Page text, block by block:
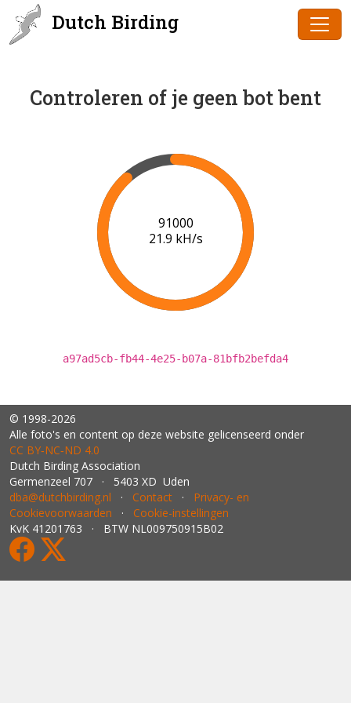
Dutch Birding
Controleren of je geen bot bent
91000
21.9 kH/s
a97ad5cb-fb44-4e25-b07a-81bfb2befda4
© 1998-2026
Alle foto's en content op deze website gelicenseerd onder
CC BY‑NC‑ND 4.0
Dutch Birding Association
Germenzeel 707 · 5403 XD Uden
dba@dutchbirding.nl · Contact · Privacy- en
Cookievoorwaarden · Cookie-instellingen
KvK 41201763 · BTW NL009750915B02